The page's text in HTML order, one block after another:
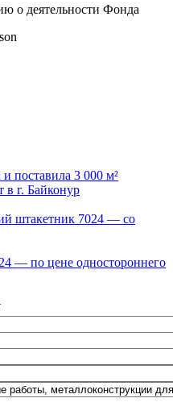
о деятельности Фонда
поставила 3 000 м²
в г. Байконур
штакетник 7024 — со
— по цене одностороннего